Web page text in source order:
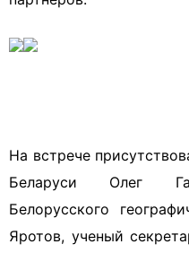
На встрече
Беларуси Олег
Белорусского
Яротов, ученый